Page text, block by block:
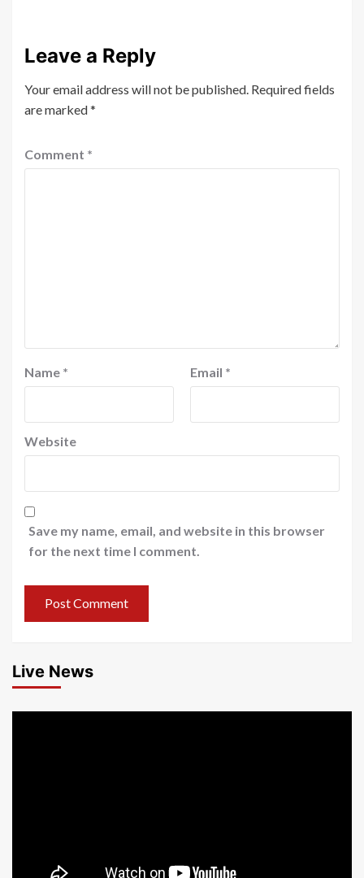
Leave a Reply
Your email address will not be published. Required fields
are marked*
Comment *
Name * Email *
Website
Save my name, email, and website in this browser
for the next time I comment.
Live News